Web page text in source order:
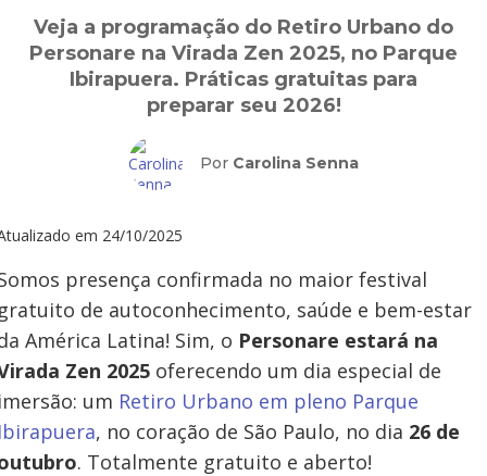
Veja a programação do Retiro Urbano do
Personare na Virada Zen 2025, no Parque
Ibirapuera. Práticas gratuitas para
preparar seu 2026!
Por Carolina Senna
em 24/10/2025
presença confirmada no maior festival
de autoconhecimento, saúde e bem-estar
América Latina! Sim, o Personare estará na
Zen 2025 oferecendo um dia especial de
um Retiro Urbano em pleno Parque
, no coração de São Paulo, no dia 26 de
. Totalmente gratuito e aberto!